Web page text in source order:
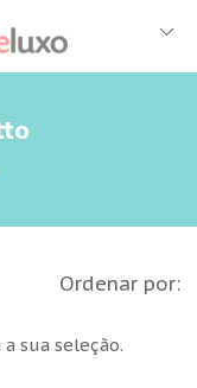
Ordenar por:
sua seleção.